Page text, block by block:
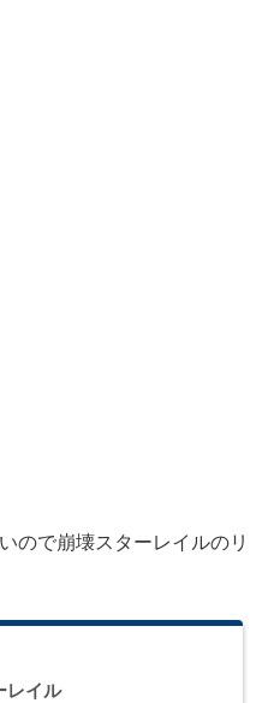
ので崩壊スターレイルのリ
レイル